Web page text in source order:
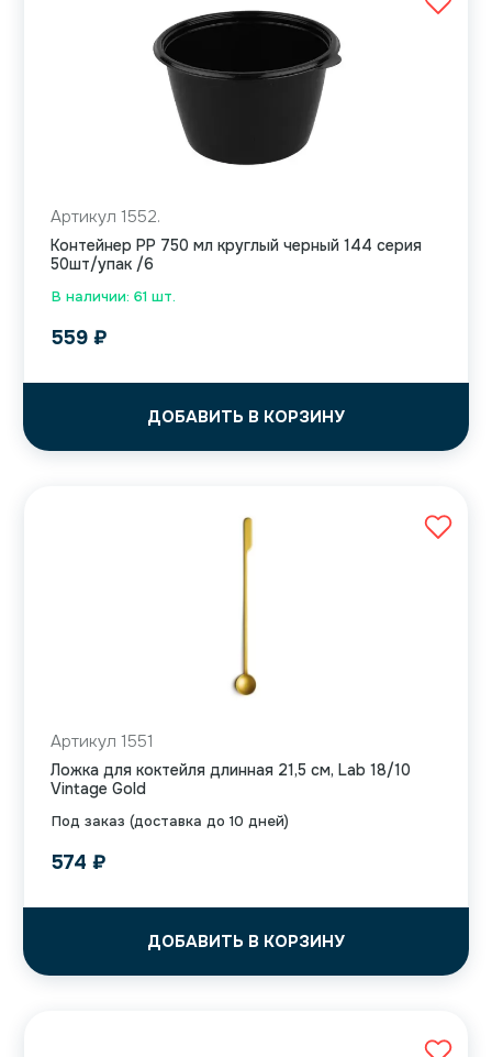
В наличии: 61 шт.
Артикул 1552.
Контейнер PP 750 мл круглый черный 144 серия
50шт/упак /6
559 ₽
ДОБАВИТЬ В КОРЗИНУ
Под заказ (доставка до 10 дней)
Артикул 1551
Ложка для коктейля длинная 21,5 см, Lab 18/10
Vintage Gold
574 ₽
ДОБАВИТЬ В КОРЗИНУ